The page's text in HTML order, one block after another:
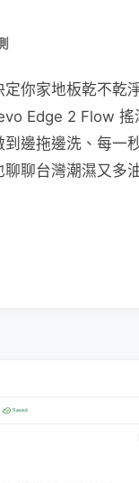
你家地板乾不乾
Edge 2 Flow
邊拖邊洗、每一
聊台灣潮濕又多